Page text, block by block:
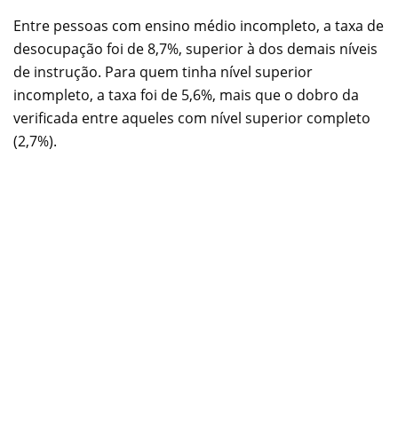
Entre pessoas com ensino médio incompleto, a taxa de
desocupação foi de 8,7%, superior à dos demais níveis
de instrução. Para quem tinha nível superior
incompleto, a taxa foi de 5,6%, mais que o dobro da
verificada entre aqueles com nível superior completo
(2,7%).